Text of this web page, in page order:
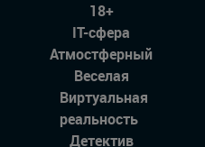
18+
IT-сфера
Атмостферный
Веселая
Виртуальная
реальность
Детектив